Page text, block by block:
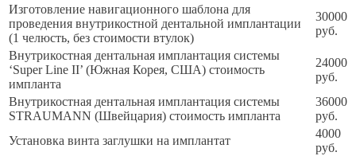
Изготовление навигационного шаблона для
проведения внутрикостной дентальной имплантации
(1 челюсть, без стоимости втулок)
30000
руб.
Внутрикостная дентальная имплантация системы
‘Super Line II’ (Южная Корея, США) стоимость
импланта
24000
руб.
Внутрикостная дентальная имплантация системы
STRAUMANN (Швейцария) стоимость импланта
36000
руб.
Установка винта заглушки на имплантат
4000
руб.